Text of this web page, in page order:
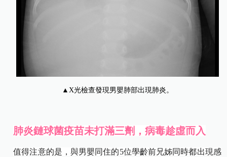
▲X光檢查發現男嬰肺部出現肺炎。
肺炎鏈球菌疫苗未打滿三劑，病毒趁虛而入
值得注意的是，與男嬰同住的5位學齡前兄姊同時都出現感